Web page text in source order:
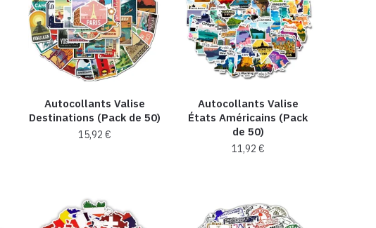
Autocollants Valise
Destinations (Pack de 50)
15,92 €
Autocollants Valise
États Américains (Pack
de 50)
11,92 €